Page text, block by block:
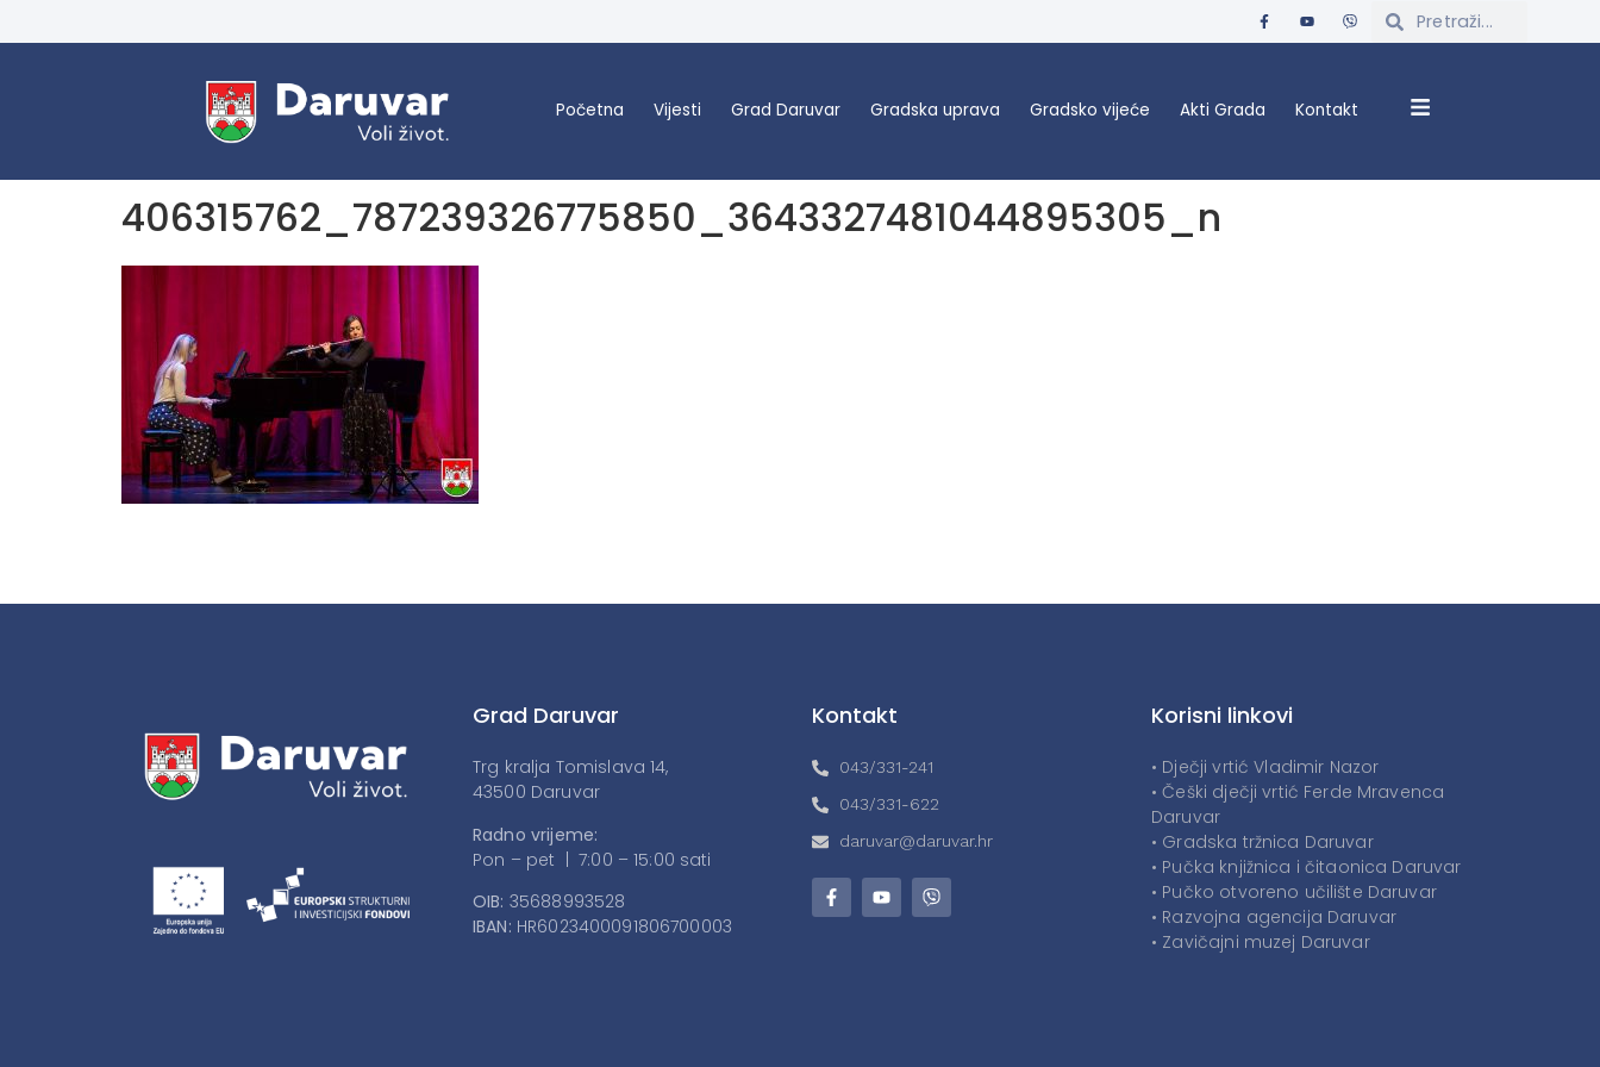
Početna Vijesti Grad Daruvar Gradska uprava Gradsko vijeće Akti Grada Kontakt
406315762_787239326775850_3643327481044895305_n
Grad Daruvar
Trg kralja Tomislava 14,
43500 Daruvar
Radno vrijeme:
Pon – pet | 7:00 – 15:00 sati
OIB: 35688993528
IBAN: HR6023400091806700003
Kontakt
043/331-241
043/331-622
daruvar@daruvar.hr
Korisni linkovi
• Dječji vrtić Vladimir Nazor
• Češki dječji vrtić Ferde Mravenca
Daruvar
• Gradska tržnica Daruvar
• Pučka knjižnica i čitaonica Daruvar
• Pučko otvoreno učilište Daruvar
• Razvojna agencija Daruvar
• Zavičajni muzej Daruvar